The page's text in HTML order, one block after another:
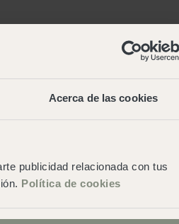
Acerca de las cookies
publicidad relacionada con tus
Política de cookies